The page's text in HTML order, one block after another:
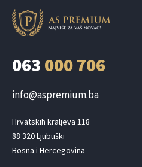
063 000 706
info@aspremium.ba
Hrvatskih kraljeva 118
88 320 Ljubuški
Bosna i Hercegovina